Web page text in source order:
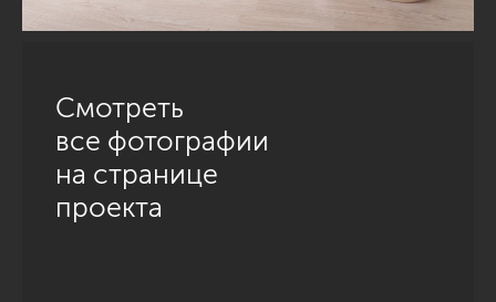
Смотреть
все фотографии
на странице
проекта